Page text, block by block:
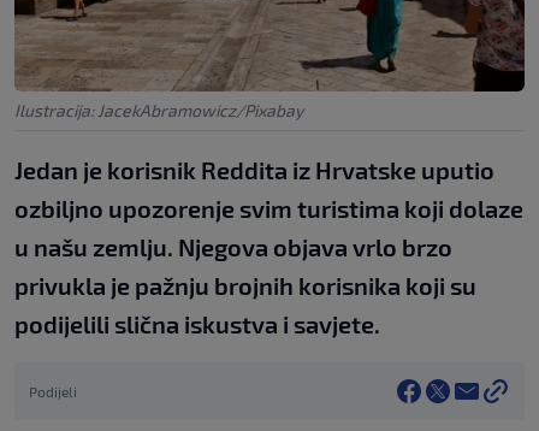
Ilustracija: JacekAbramowicz/Pixabay
Jedan je korisnik Reddita iz Hrvatske uputio
ozbiljno upozorenje svim turistima koji dolaze
u našu zemlju. Njegova objava vrlo brzo
privukla je pažnju brojnih korisnika koji su
podijelili slična iskustva i savjete.
Podijeli